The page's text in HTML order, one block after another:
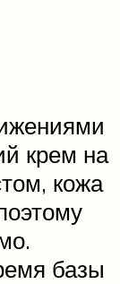
крем на
кожа
базы